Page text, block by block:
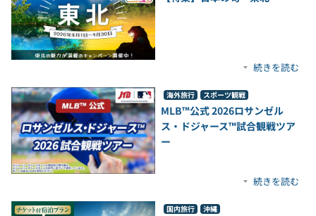
続きを読む
海外旅行 スポーツ観戦
MLB™公式 2026ロサンゼル
ス・ドジャース™試合観戦ツア
ー
続きを読む
国内旅行 沖縄